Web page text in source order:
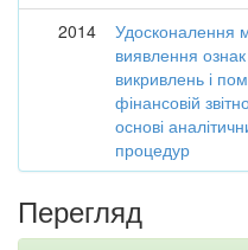
2014
Удосконалення
виявлення ознак
викривлень і
фінансовій
основі
процедур
Перегляд